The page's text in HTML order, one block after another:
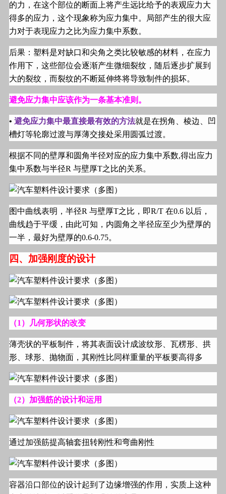
的力，在这个部位的断面上将产生远比给予的表观应力大
得多的应力，这个现象称为应力集中。局部产生的很大应
力对于表现应力之比为应力集中系数。
后果：塑料是对缺口和尖角之类比较敏感的材料，在应力
作用下，这些部位会逐渐产生微细裂纹，随后逐步扩展到
大的裂纹，而裂纹的不断延伸终将导致制件的损坏。
避免应力集中应该作为一条基本准则。
• 避免应力集中最直接最有效的方法就是在拐角、棱边、凹
槽灯等轮廓过渡与厚薄交接处采用圆弧过渡。
根据不同的壁厚和圆角半径对应的应力集中系数,得出应力
集中系数与半径R 与壁厚T之比的关系。
图中曲线表明，半径R 与壁厚T之比，即R/T 在0.6 以后，
曲线趋于平缓，由此可知，内圆角之半径应至少为壁厚的
一半，最好为壁厚的0.6-0.75。
四、加强刚度的设计
（1 ）几何形状的改变
薄壳状的平板制件，将其表面设计成波纹形、瓦楞形、拱
形、球形、抛物面，其刚性比同样重量的平板要高得多
（2）加强筋的设计和运用
通过加强筋提高轴套扭转刚性和弯曲刚性
容器沿口部位的设计起到了边缘增强的作用，实质上这种